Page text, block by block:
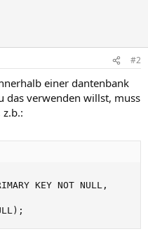
#2
einer dantenbank
das verwenden willst, muss
KEY NOT NULL,